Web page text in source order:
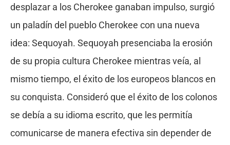
desplazar a los Cherokee ganaban impulso, surgió
un paladín del pueblo Cherokee con una nueva
idea: Sequoyah. Sequoyah presenciaba la erosión
de su propia cultura Cherokee mientras veía, al
mismo tiempo, el éxito de los europeos blancos en
su conquista. Consideró que el éxito de los colonos
se debía a su idioma escrito, que les permitía
comunicarse de manera efectiva sin depender de